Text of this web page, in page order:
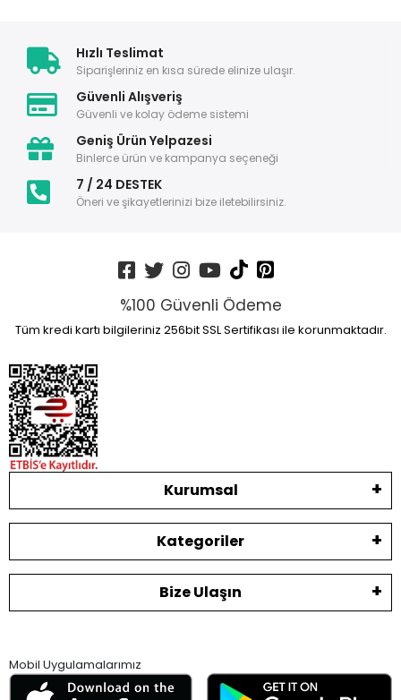
Hızlı Teslimat
Siparişleriniz en kısa sürede elinize ulaşır.
Güvenli Alışveriş
Güvenli ve kolay ödeme sistemi
Geniş Ürün Yelpazesi
Binlerce ürün ve kampanya seçeneği
7 / 24 DESTEK
Öneri ve şikayetlerinizi bize iletebilirsiniz.
%100 Güvenli Ödeme
Tüm kredi kartı bilgileriniz 256bit SSL Sertifikası ile korunmaktadır.
Kurumsal
Kategoriler
Bize Ulaşın
Mobil Uygulamalarımız